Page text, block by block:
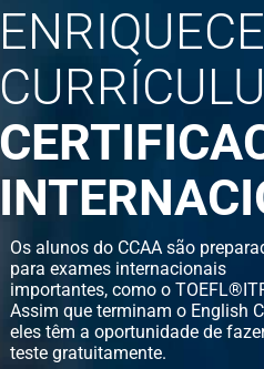
Os alunos do CCAA são
para exames internacionais
importantes, como o
Assim que terminam o English
eles têm a oportunidade de
teste gratuitamente.